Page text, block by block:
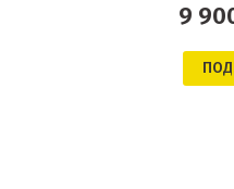
9